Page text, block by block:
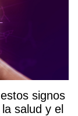
signos
salud y el